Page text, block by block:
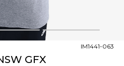
2 3
GFX
IM1441-063